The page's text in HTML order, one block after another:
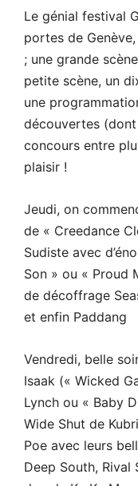
Le génial festival
portes de
; une grande
petite scène, un
une
découvertes
concours entre
plaisir !
Jeudi, on
de « Creedance
Sudiste avec
Son » ou « Proud
de décoffrage
et enfin Paddang
Vendredi, belle
Isaak (« Wicked
Lynch ou « Baby
Wide Shut de
Poe avec leurs
Deep South, Rival